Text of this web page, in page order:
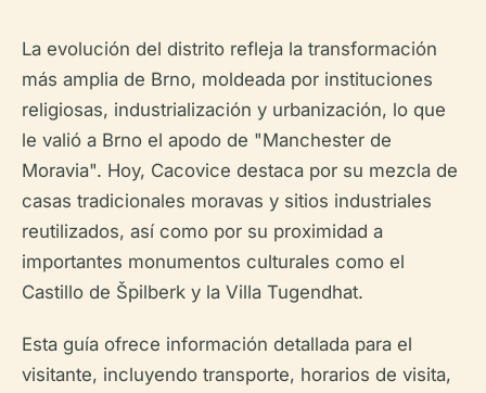
La evolución del distrito refleja la transformación
más amplia de Brno, moldeada por instituciones
religiosas, industrialización y urbanización, lo que
le valió a Brno el apodo de "Manchester de
Moravia". Hoy, Cacovice destaca por su mezcla de
casas tradicionales moravas y sitios industriales
reutilizados, así como por su proximidad a
importantes monumentos culturales como el
Castillo de Špilberk y la Villa Tugendhat.
Esta guía ofrece información detallada para el
visitante, incluyendo transporte, horarios de visita,